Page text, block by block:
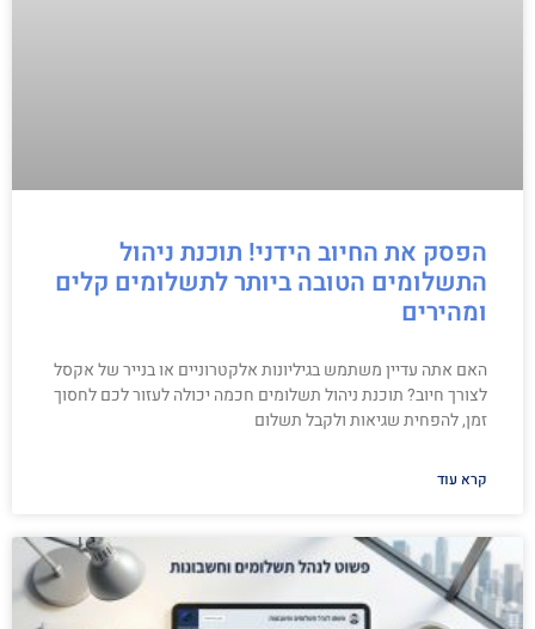
הפסק את החיוב הידני! תוכנת ניהול
התשלומים הטובה ביותר לתשלומים קלים
ומהירים
האם אתה עדיין משתמש בגיליונות אלקטרוניים או בנייר של אקסל
לצורך חיוב? תוכנת ניהול תשלומים חכמה יכולה לעזור לכם לחסוך
זמן, להפחית שגיאות ולקבל תשלום
קרא עוד